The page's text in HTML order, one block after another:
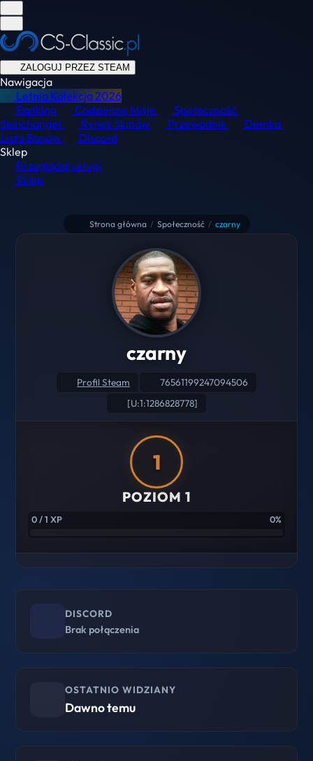
ZALOGUJ PRZEZ STEAM
Nawigacja
Letnia Kolekcja2026
Ranking
Codzienne Misje
Społeczność
Skinchanger
Rynek Skinów Przewodnik
Demka
Lista Banów
Discord
Sklep
Przeglądaj usługi
Sklep
Strona główna / Społeczność / czarny
czarny
Profil Steam
76561199247094506
[U:1:1286828778]
1
POZIOM 1
0 / 1 XP 0%
DISCORD
Brak połączenia
OSTATNIO WIDZIANY
Dawno temu